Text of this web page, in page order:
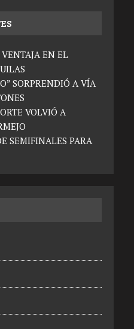
EN EL
SORPRENDIÓ A VÍA
VOLVIÓ A
SEMIFINALES PARA